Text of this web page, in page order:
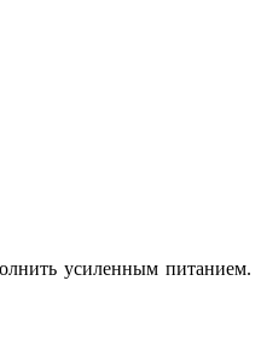
усиленным питанием.